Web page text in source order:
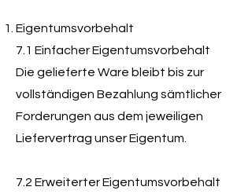
Eigentumsvorbehalt
7.1 Einfacher Eigentumsvorbehalt
Die gelieferte Ware bleibt bis zur
vollständigen Bezahlung sämtlicher
Forderungen aus dem jeweiligen
Liefervertrag unser Eigentum.
7.2 Erweiterter Eigentumsvorbehalt